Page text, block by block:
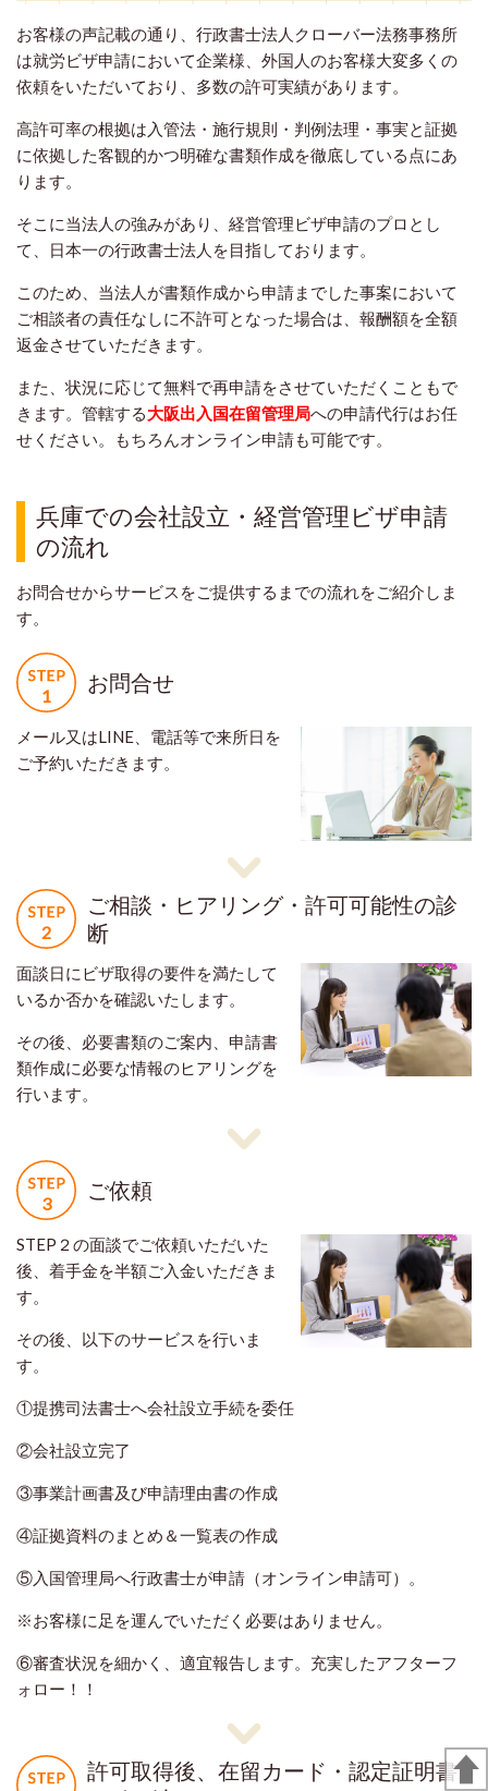
お客様の声記載の通り、行政書士法人クローバー法務事務所
は就労ビザ申請において企業様、外国人のお客様大変多くの
依頼をいただいており、多数の許可実績があります。
高許可率の根拠は入管法・施行規則・判例法理・事実と証拠
に依拠した客観的かつ明確な書類作成を徹底している点にあ
ります。
そこに当法人の強みがあり、経営管理ビザ申請のプロとし
て、日本一の行政書士法人を目指しております。
このため、当法人が書類作成から申請までした事案において
ご相談者の責任なしに不許可となった場合は、報酬額を全額
返金させていただきます。
また、状況に応じて無料で再申請をさせていただくこともで
きます。管轄する大阪出入国在留管理局への申請代行はお任
せください。もちろんオンライン申請も可能です。
兵庫での会社設立・経営管理ビザ申請
の流れ
お問合せからサービスをご提供するまでの流れをご紹介しま
す。
お問合せ
メール又はLINE、電話等で来所日を
ご予約いただきます。
ご相談・ヒアリング・許可可能性の診
断
面談日にビザ取得の要件を満たして
いるか否かを確認いたします。
その後、必要書類のご案内、申請書
類作成に必要な情報のヒアリングを
行います。
ご依頼
STEP２の面談でご依頼いただいた
後、着手金を半額ご入金いただきま
す。
その後、以下のサービスを行いま
す。
①提携司法書士へ会社設立手続を委任
②会社設立完了
③事業計画書及び申請理由書の作成
④証拠資料のまとめ＆一覧表の作成
⑤入国管理局へ行政書士が申請（オンライン申請可）。
※お客様に足を運んでいただく必要はありません。
⑥審査状況を細かく、適宜報告します。充実したアフターフ
ォロー！！
許可取得後、在留カード・認定証明書